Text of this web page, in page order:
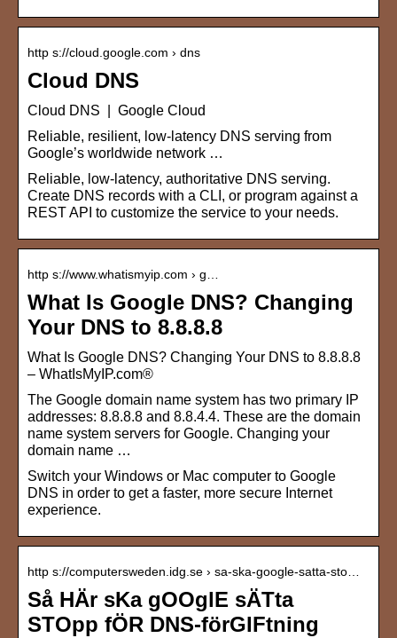
http s://cloud.google.com › dns
Cloud DNS
Cloud DNS | Google Cloud
Reliable, resilient, low-latency DNS serving from
Google’s worldwide network …
Reliable, low-latency, authoritative DNS serving.
Create DNS records with a CLI, or program against a
REST API to customize the service to your needs.
http s://www.whatismyip.com › g…
What Is Google DNS? Changing
Your DNS to 8.8.8.8
What Is Google DNS? Changing Your DNS to 8.8.8.8
– WhatIsMyIP.com®
The Google domain name system has two primary IP
addresses: 8.8.8.8 and 8.8.4.4. These are the domain
name system servers for Google. Changing your
domain name …
Switch your Windows or Mac computer to Google
DNS in order to get a faster, more secure Internet
experience.
http s://computersweden.idg.se › sa-ska-google-satta-sto…
Så HÄr sKa gOOglE sÄTta
STOpp fÖR DNS-förGIFtning